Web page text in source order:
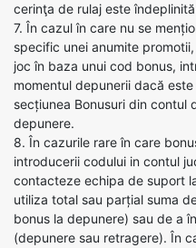
cerinţa de rulaj este
7. În cazul în care nu se
specific unei anumite
joc în baza unui cod bonus,
momentul depunerii dacă
secțiunea Bonusuri din contul
depunere.
8. În cazurile rare în care
introducerii codului in contul
contacteze echipa de suport
utiliza total sau parțial suma
bonus la depunere) sau de a
(depunere sau retragere). În